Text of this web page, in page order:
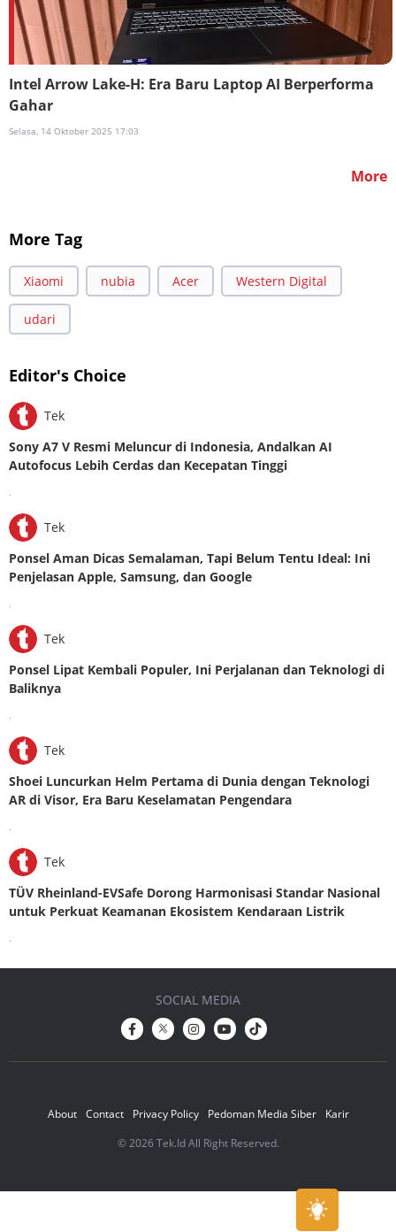
Intel Arrow Lake-H: Era Baru Laptop AI Berperforma
Gahar
Selasa, 14 Oktober 2025 17:03
More
More Tag
Xiaomi nubia Acer Western Digital
udari
Editor's Choice
Tek
Sony A7 V Resmi Meluncur di Indonesia, Andalkan AI
Autofocus Lebih Cerdas dan Kecepatan Tinggi
.
Tek
Ponsel Aman Dicas Semalaman, Tapi Belum Tentu Ideal: Ini
Penjelasan Apple, Samsung, dan Google
.
Tek
Ponsel Lipat Kembali Populer, Ini Perjalanan dan Teknologi di
Baliknya
.
Tek
Shoei Luncurkan Helm Pertama di Dunia dengan Teknologi
AR di Visor, Era Baru Keselamatan Pengendara
.
Tek
TÜV Rheinland-EVSafe Dorong Harmonisasi Standar Nasional
untuk Perkuat Keamanan Ekosistem Kendaraan Listrik
.
About Contact Privacy Policy Pedoman Media Siber
Karir
© 2026 Tek.Id All Right Reserved.
SOCIAL MEDIA